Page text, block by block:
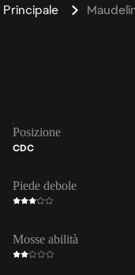
Principale
Posizione
CDC
Piede debole
Mosse abilità